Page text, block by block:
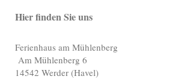
Hier finden Sie uns
Ferienhaus am Mühlenberg
Am Mühlenberg 6
14542 Werder (Havel)